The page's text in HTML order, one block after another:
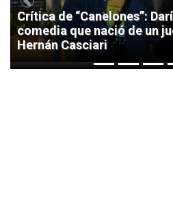
Crítica de “Canelones”:
comedia que nació de un
Hernán Casciari
Previous